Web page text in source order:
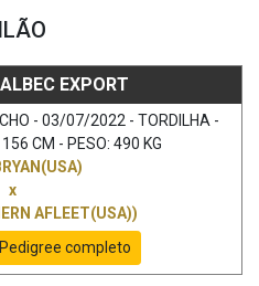
EXPORT
- 03/07/2022 - TORDILHA -
CM - PESO: 490 KG
x
AFLEET(USA))
Pedigree completo